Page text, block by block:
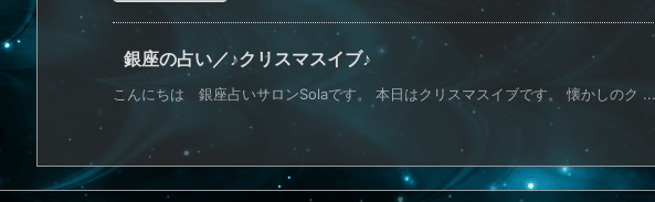
銀座の占い／♪クリスマスイブ♪
こんにちは 銀座占いサロンSolaです。 本日はクリスマスイブです。 懐かしのク ...